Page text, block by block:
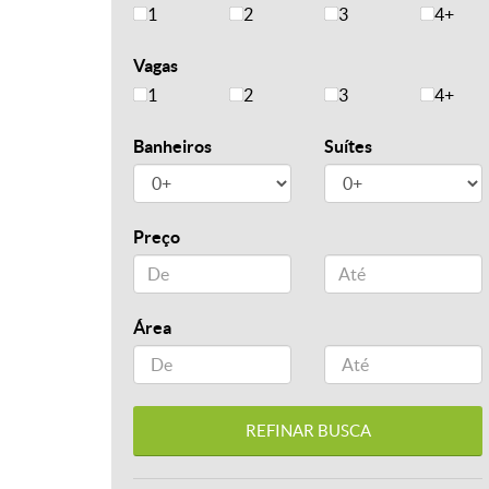
1
2 3 4+
Vagas
1
2 3 4+
Banheiros Suítes
Preço
Área